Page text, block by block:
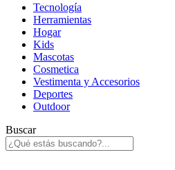
Tecnología
Herramientas
Hogar
Kids
Mascotas
Cosmetica
Vestimenta y Accesorios
Deportes
Outdoor
Buscar